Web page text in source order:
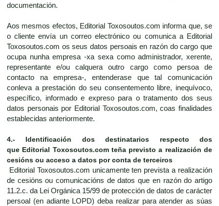
documentación.
Aos mesmos efectos, Editorial Toxosoutos.com informa que, se
o cliente envía un correo electrónico ou comunica a Editorial
Toxosoutos.com os seus datos persoais en razón do cargo que
ocupa nunha empresa -xa sexa como administrador, xerente,
representante e/ou calquera outro cargo como persoa de
contacto na empresa-, entenderase que tal comunicación
conleva a prestación do seu consentemento libre, inequívoco,
específico, informado e expreso para o tratamento dos seus
datos personais por Editorial Toxosoutos.com, coas finalidades
establecidas anteriormente.
4.- Identificación dos destinatarios respecto dos
que Editorial Toxosoutos.com teña previsto a realización de
cesións ou acceso a datos por conta de terceiros
Editorial Toxosoutos.com unicamente ten prevista a realización
de cesións ou comunicacións de datos que en razón do artigo
11.2.c. da Lei Orgánica 15/99 de protección de datos de carácter
persoal (en adiante LOPD) deba realizar para atender as súas